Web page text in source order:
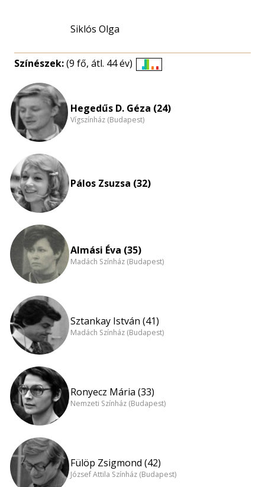
Siklós Olga
Színészek:(9 fő, átl. 44 év)
nagyítása
Hegedűs D. Géza (24)
Vígszínház (Budapest)
Pálos Zsuzsa (32)
Almási Éva (35)
Madách Színház (Budapest)
Sztankay István (41)
Madách Színház (Budapest)
Ronyecz Mária (33)
Nemzeti Színház (Budapest)
Fülöp Zsigmond (42)
József Attila Színház (Budapest)